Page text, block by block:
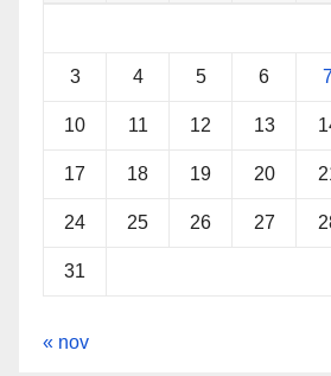
3 4 5 6 7
10 11 12 13
17 18 19 20
24 25 26 27
31
« nov